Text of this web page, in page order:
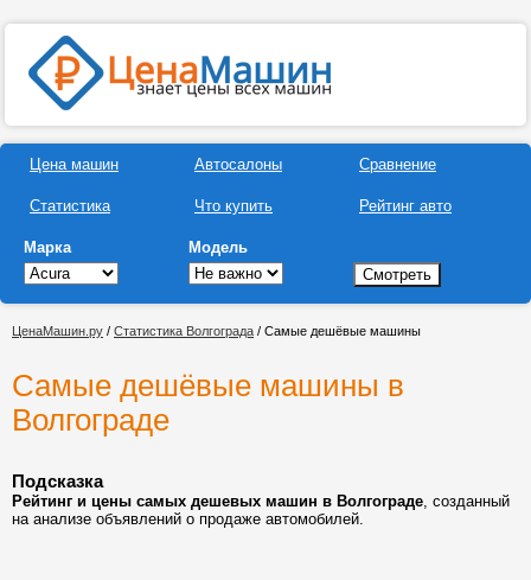
Цена машин
Статистика
Автосалоны
Что купить
Сравнение
Рейтинг авто
Марка Модель
ЦенаМашин.ру / Статистика Волгограда / Самые дешёвые машины
Самые дешёвые машины в
Волгограде
Подсказка
Рейтинг и цены самых дешевых машин в Волгограде, созданный
на анализе объявлений о продаже автомобилей.